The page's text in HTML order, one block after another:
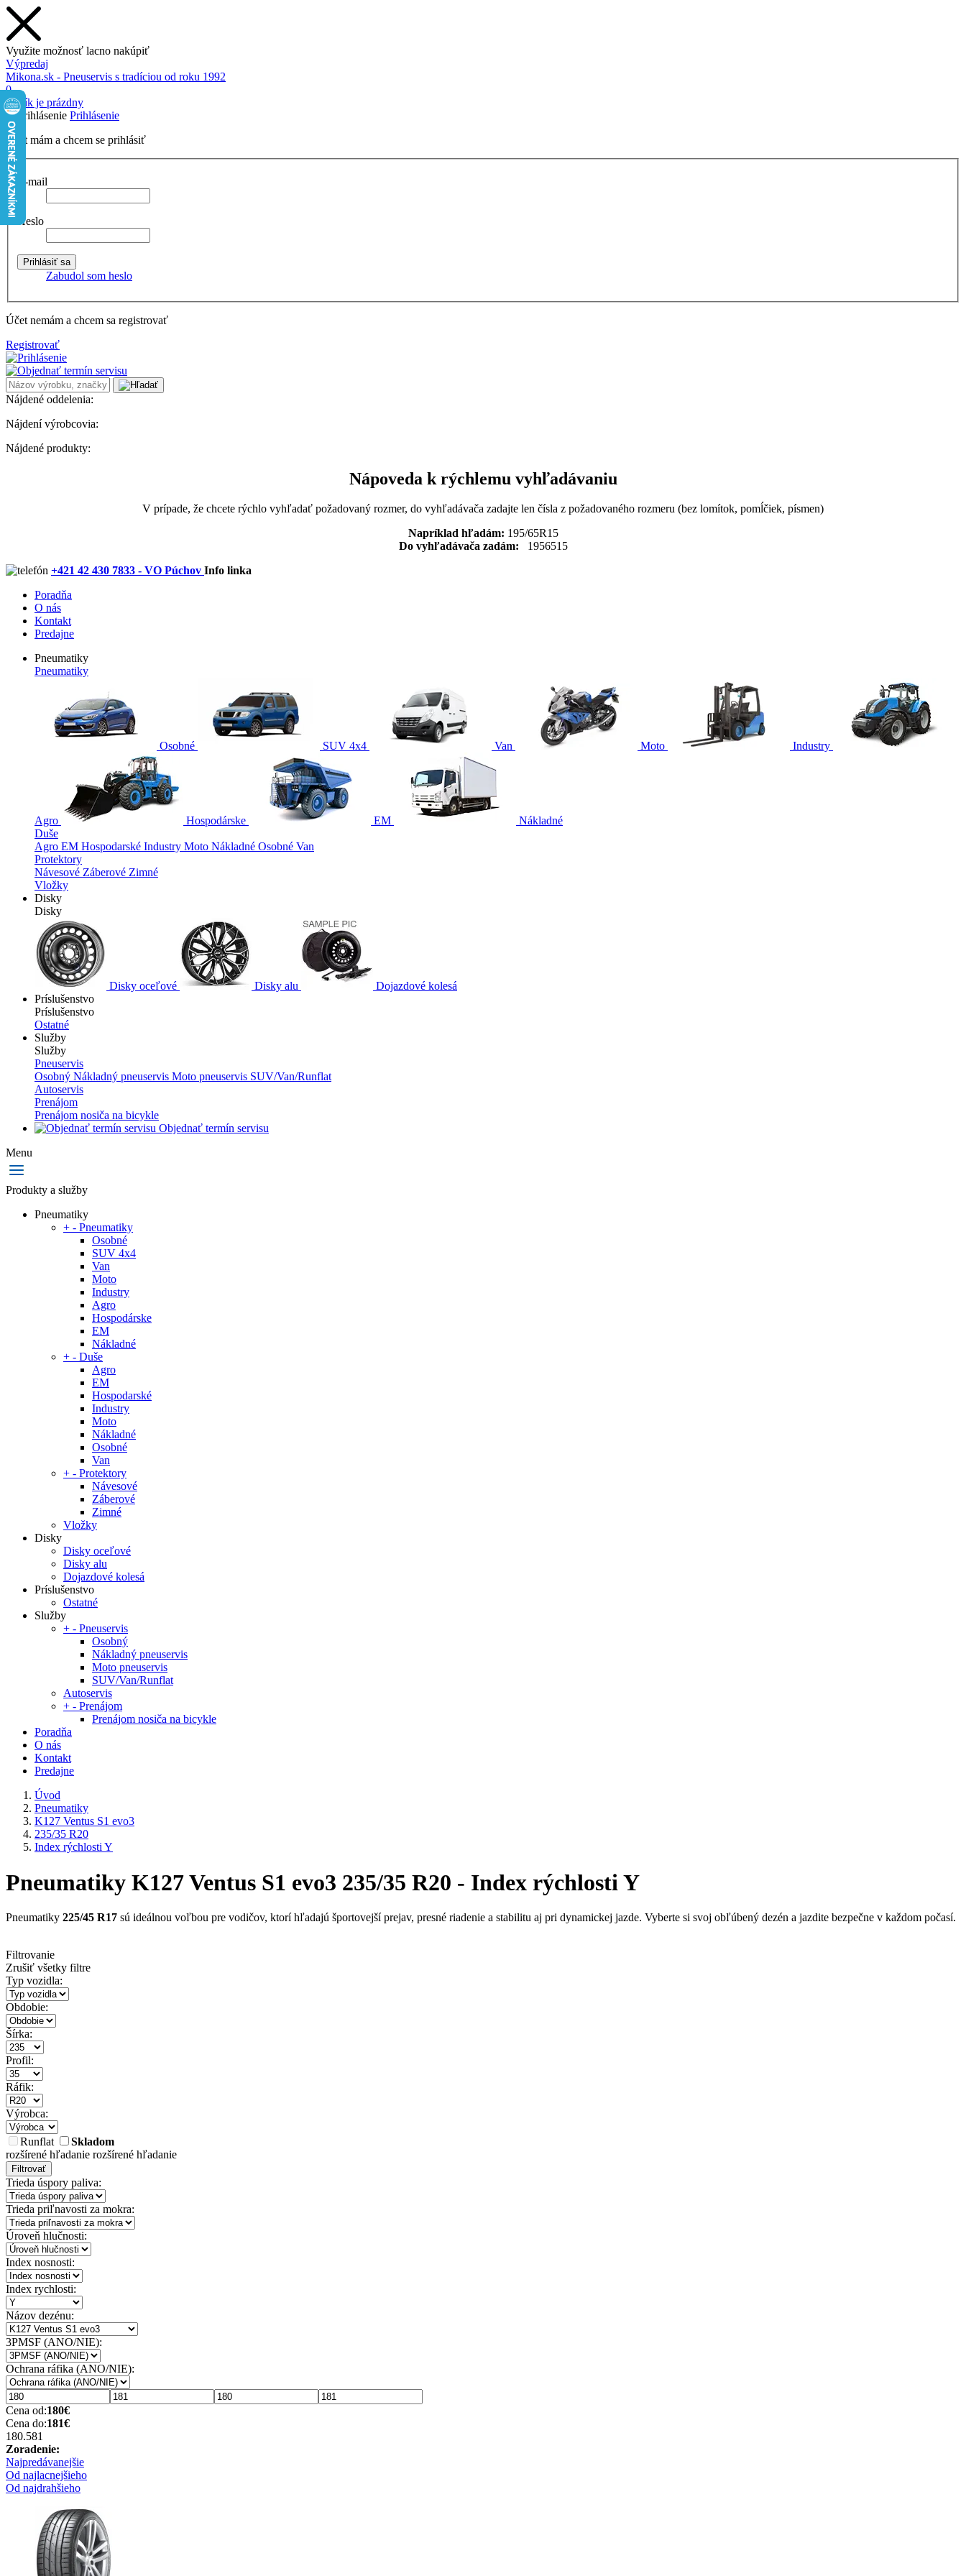
Využite možnosť lacno nakúpiť
Výpredaj
Mikona.sk - Pneuservis s tradíciou od roku 1992
0
Košík je prázdny
Prihlásenie
Účet mám a chcem se prihlásiť
E-mail
Heslo
Zabudol som heslo
Účet nemám a chcem sa registrovať
Registrovať
Nájdené oddelenia:
Nájdení výrobcovia:
Nájdené produkty:
Nápoveda k rýchlemu vyhľadávaniu
V prípade, že chcete rýchlo vyhľadať požadovaný rozmer, do vyhľadávača zadajte len čísla z požadovaného rozmeru (bez lomítok, pomĺčiek, písmen)
Napríklad hľadám: 195/65R15
Do vyhľadávača zadám: 1956515
+421 42 430 7833 - VO Púchov Info linka
Poradňa
O nás
Kontakt
Predajne
Pneumatiky
Pneumatiky
Osobné SUV 4x4 Van Moto Industry
Agro Hospodárske EM
Nákladné
Duše
Agro EM Hospodarské Industry Moto Nákladné Osobné Van
Protektory
Návesové Záberové Zimné
Vložky
Disky
Disky
Disky oceľové Disky alu
Dojazdové kolesá
Príslušenstvo
Príslušenstvo
Ostatné
Služby
Služby
Pneuservis
Osobný Nákladný pneuservis Moto pneuservis SUV/Van/Runflat
Autoservis
Prenájom
Prenájom nosiča na bicykle
Objednať termín servisu
Menu
Produkty a služby
Pneumatiky
+ - Pneumatiky
Osobné
SUV 4x4
Van
Moto
Industry
Agro
Hospodárske
EM
Nákladné
+ - Duše
Agro
EM
Hospodarské
Industry
Moto
Nákladné
Osobné
Van
+ - Protektory
Návesové
Záberové
Zimné
Vložky
Disky
Disky oceľové
Disky alu
Dojazdové kolesá
Príslušenstvo
Ostatné
Služby
+ - Pneuservis
Osobný
Nákladný pneuservis
Moto pneuservis
SUV/Van/Runflat
Autoservis
+ - Prenájom
Prenájom nosiča na bicykle
Poradňa
O nás
Kontakt
Predajne
Úvod
Pneumatiky
K127 Ventus S1 evo3
235/35 R20
Index rýchlosti Y
Pneumatiky K127 Ventus S1 evo3 235/35 R20 - Index rýchlosti Y
Pneumatiky 225/45 R17 sú ideálnou voľbou pre vodičov, ktorí hľadajú športovejší prejav, presné riadenie a stabilitu aj pri dynamickej jazde. Vyberte si svoj obľúbený dezén a jazdite bezpečne v každom počasí.
Filtrovanie
Zrušiť všetky filtre
Typ vozidla:
Obdobie:
Šírka:
Profil:
Ráfik:
Výrobca:
Runflat
Skladom
rozšírené hľadanie rozšírené hľadanie
Filtrovať
Trieda úspory paliva:
Trieda priľnavosti za mokra:
Úroveň hlučnosti:
Index nosnosti:
Index rychlosti:
Názov dezénu:
3PMSF (ANO/NIE):
Ochrana ráfika (ANO/NIE):
Cena od:180€
Cena do:181€
180.581
Zoradenie:
Najpredávanejšie
Od najlacnejšieho
Od najdrahšieho